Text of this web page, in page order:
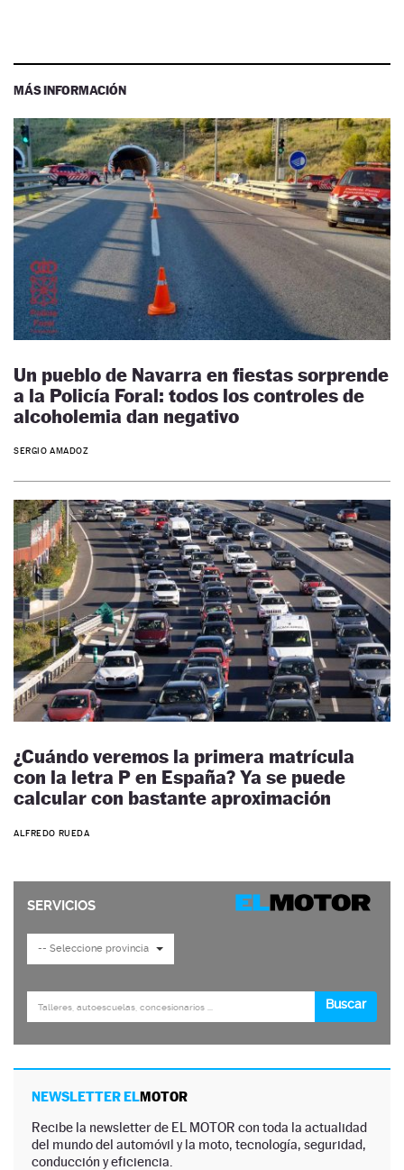
MÁS INFORMACIÓN
Un pueblo de Navarra en fiestas sorprende
a la Policía Foral: todos los controles de
alcoholemia dan negativo
SERGIO AMADOZ
¿Cuándo veremos la primera matrícula
con la letra P en España? Ya se puede
calcular con bastante aproximación
ALFREDO RUEDA
NEWSLETTER ELMOTOR
Recibe la newsletter de EL MOTOR con toda la actualidad
del mundo del automóvil y la moto, tecnología, seguridad,
conducción y eficiencia.